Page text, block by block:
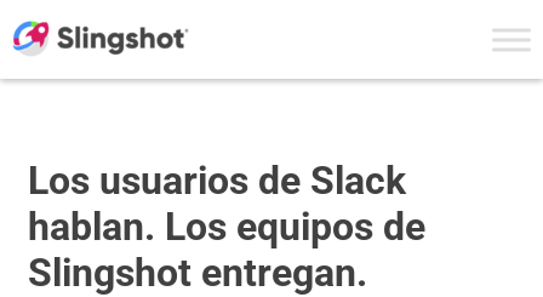
Los usuarios de Slack
hablan. Los equipos de
Slingshot entregan.